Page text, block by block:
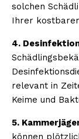
solchen
Ihrer
4.
relevant in
Keime und
5.
können